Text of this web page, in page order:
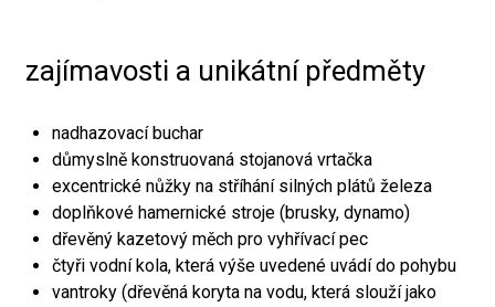
zajímavosti a unikátní předměty
nadhazovací buchar
důmyslně konstruovaná stojanová vrtačka
excentrické nůžky na stříhání silných plátů železa
doplňkové hamernické stroje (brusky, dynamo)
dřevěný kazetový měch pro vyhřívací pec
čtyři vodní kola, která výše uvedené uvádí do pohybu
vantroky (dřevěná koryta na vodu, která slouží jako